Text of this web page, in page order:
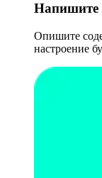
Напишите
Опишите
настроение